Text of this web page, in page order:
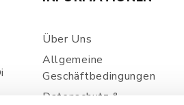
Über Uns
Allgemeine
Geschäftbedingungen
Datenschutz &